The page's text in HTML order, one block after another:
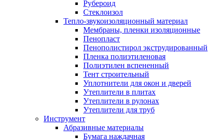
Рубероид
Стеклоизол
Тепло-звукоизоляционный материал
Мембраны, пленки изоляционные
Пенопласт
Пенополистирол экструдированный
Пленка полиэтиленовая
Полиэтилен вспененный
Тент строительный
Уплотнители для окон и дверей
Утеплители в плитах
Утеплители в рулонах
Утеплители для труб
Инструмент
Абразивные материалы
Бумага наждачная